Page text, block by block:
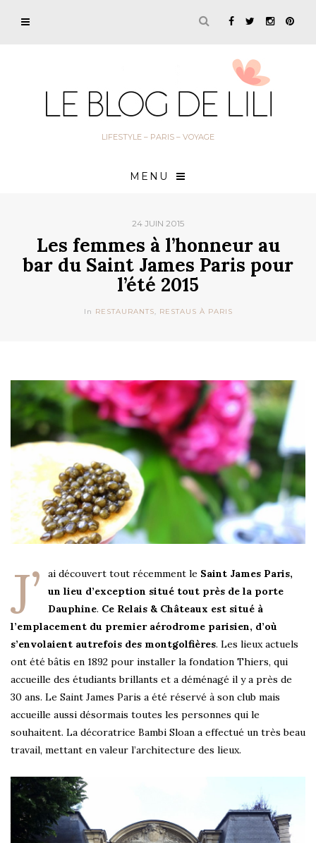
LIFESTYLE – PARIS – VOYAGE
MENU
24 JUIN 2015
Les femmes à l’honneur au
bar du Saint James Paris pour
l’été 2015
In RESTAURANTS, RESTAUS À PARIS
J’ ai découvert tout récemment le Saint James Paris,
un lieu d’exception situé tout près de la porte
Dauphine. Ce Relais & Châteaux est situé à
l’emplacement du premier aérodrome parisien, d’où
s’envolaient autrefois des montgolfières. Les lieux actuels
ont été bâtis en 1892 pour installer la fondation Thiers, qui
accueille des étudiants brillants et a déménagé il y a près de
30 ans. Le Saint James Paris a été réservé à son club mais
accueille aussi désormais toutes les personnes qui le
souhaitent. La décoratrice Bambi Sloan a effectué un très beau
travail, mettant en valeur l’architecture des lieux.